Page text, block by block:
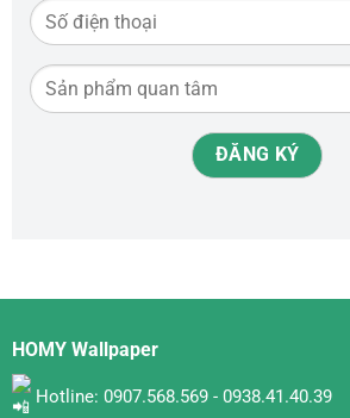
HOMY Wallpaper
Hotline: 0907.568.569 - 0938.41.40.39